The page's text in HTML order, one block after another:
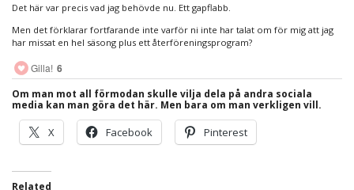
Det här var precis vad jag behövde nu. Ett gapflabb.
Men det förklarar fortfarande inte varför ni inte har talat om för mig att jag
har missat en hel säsong plus ett återföreningsprogram?
Gilla! 6
Om man mot all förmodan skulle vilja dela på andra sociala
media kan man göra det här. Men bara om man verkligen vill.
X Facebook Pinterest
Related